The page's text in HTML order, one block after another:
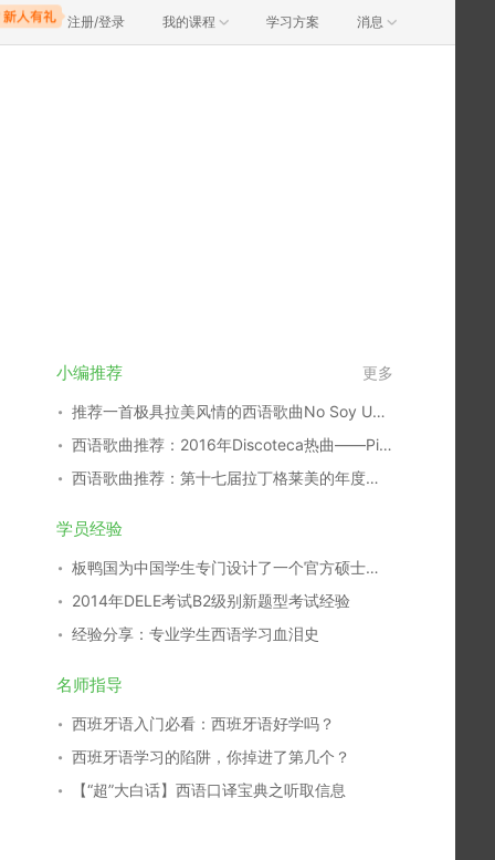
注册/登录 我的课程 学习方案 消息
小编推荐 更多
推荐一首极具拉美风情的西语歌曲No Soy Una De Esas！
西语歌曲推荐：2016年Discoteca热曲——Picky
西语歌曲推荐：第十七届拉丁格莱美的年度之歌——La Bicicleta
学员经验
板鸭国为中国学生专门设计了一个官方硕士专业
2014年DELE考试B2级别新题型考试经验
经验分享：专业学生西语学习血泪史
名师指导
西班牙语入门必看：西班牙语好学吗？
西班牙语学习的陷阱，你掉进了第几个？
【“超”大白话】西语口译宝典之听取信息